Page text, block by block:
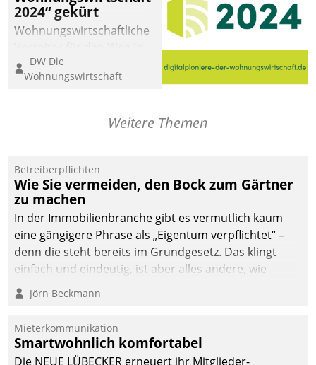
abgeben – rund um die
Uhr.
2024“ gekürt
Wohnungswirtschaftliche
eine digitale Zukunft zu
finden, ist das Ziel des
Awards „Digitalpioniere
Wohnungswirtschaft“.
dafür ein Team
bestehend aus
Wohnungsunternehmen
und PropTech.
DW Die
Wohnungswirtschaft
Weitere Themen
Betreiberpflichten
Wie Sie vermeiden, den Bock zum Gärtner
zu machen
In der Immobilienbranche gibt es vermutlich kaum
eine gängigere Phrase als „Eigentum verpflichtet“ –
denn die steht bereits im Grundgesetz. Das klingt
einfach und eindeutig, ist aber alles andere, wie
Branchenbeschäftigte wissen. Denn mit der
Verantwortung folgen Verpflichtungen.
Jörn Beckmann
Mieterkommunikation
Smartwohnlich komfortabel
Die NEUE LÜBECKER erneuert ihr Mitglieder-